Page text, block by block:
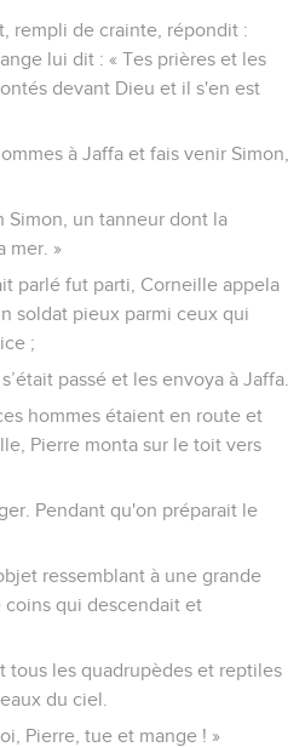
rempli de crainte, répondit :
lui dit : « Tes prières et les
devant Dieu et il s'en est
à Jaffa et fais venir Simon,
Simon, un tanneur dont la
mer. »
parlé fut parti, Corneille appela
soldat pieux parmi ceux qui
;
passé et les envoya à Jaffa.
hommes étaient en route et
Pierre monta sur le toit vers
Pendant qu'on préparait le
ressemblant à une grande
coins qui descendait et
tous les quadrupèdes et reptiles
du ciel.
Pierre, tue et mange ! »